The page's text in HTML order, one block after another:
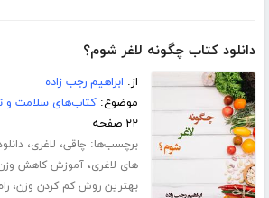
دانلود کتاب چگونه لاغر شوم؟
از: ابراهیم رجب زاده
موضوع:کتاب‌های سلامت و
۲۲ صفحه
برچسب‌ها: چاقی، لاغری،
های لاغری،آموزش کاهش
بهترین روش کم کردن وزن،